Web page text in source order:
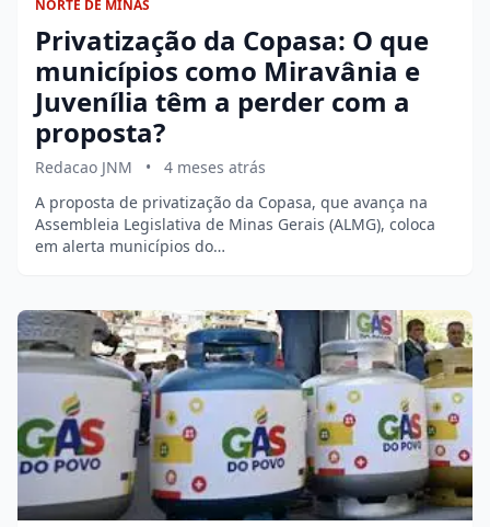
NORTE DE MINAS
Privatização da Copasa: O que
municípios como Miravânia e
Juvenília têm a perder com a
proposta?
Redacao JNM •
4 meses atrás
A proposta de privatização da Copasa, que avança na
Assembleia Legislativa de Minas Gerais (ALMG), coloca
em alerta municípios do…